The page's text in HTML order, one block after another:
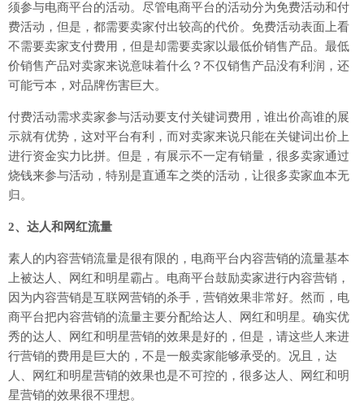
须参与电商平台的活动。尽管电商平台的活动分为免费活动和付
费活动，但是，都需要卖家付出较高的代价。免费活动表面上看
不需要卖家支付费用，但是却需要卖家以最低价销售产品。最低
价销售产品对卖家来说意味着什么？不仅销售产品没有利润，还
可能亏本，对品牌伤害巨大。
付费活动需求卖家参与活动要支付关键词费用，谁出价高谁的展
示就有优势，这对平台有利，而对卖家来说只能在关键词出价上
进行资金实力比拼。但是，有展示不一定有销量，很多卖家通过
烧钱来参与活动，特别是直通车之类的活动，让很多卖家血本无
归。
2、达人和网红流量
素人的内容营销流量是很有限的，电商平台内容营销的流量基本
上被达人、网红和明星霸占。电商平台鼓励卖家进行内容营销，
因为内容营销是互联网营销的杀手，营销效果非常好。然而，电
商平台把内容营销的流量主要分配给达人、网红和明星。确实优
秀的达人、网红和明星营销的效果是好的，但是，请这些人来进
行营销的费用是巨大的，不是一般卖家能够承受的。况且，达
人、网红和明星营销的效果也是不可控的，很多达人、网红和明
星营销的效果很不理想。